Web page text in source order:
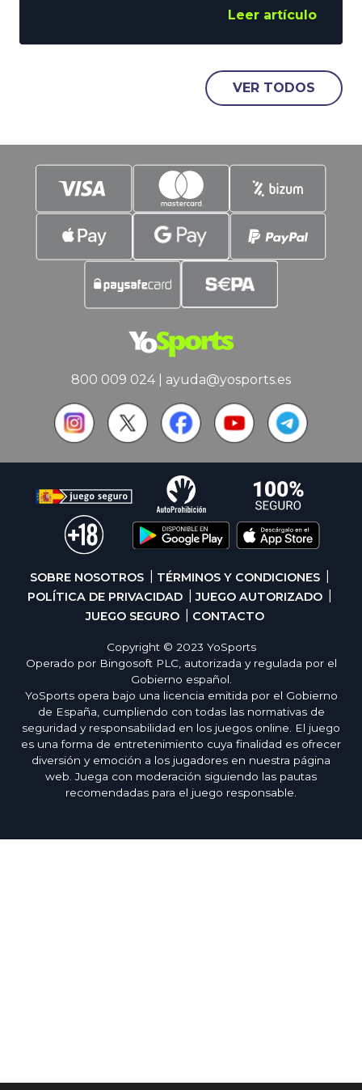
ha hecho YoSports, y es un delantero de
adversarios. Julio Salinas es la nueva
incorporación de la temporada, y que
nadie se preocupe, está inscrito para
formar pareja con nuestro Xabi. LaLiga,
Leer artículo
VER TODOS
800 009 024| ayuda@yosports.es
SOBRE NOSOTROS
TÉRMINOS Y CONDICIONES
POLÍTICA DE PRIVACIDAD
JUEGO AUTORIZADO
JUEGO SEGURO
CONTACTO
Copyright © 2023 YoSports
Operado por Bingosoft PLC, autorizada y regulada por el
Gobierno español.
YoSports opera bajo una licencia emitida por el Gobierno
de España, cumpliendo con todas las normativas de
seguridad y responsabilidad en los juegos online. El juego
es una forma de entretenimiento cuya finalidad es ofrecer
diversión y emoción a los jugadores en nuestra página
web. Juega con moderación siguiendo las pautas
recomendadas para el juego responsable.